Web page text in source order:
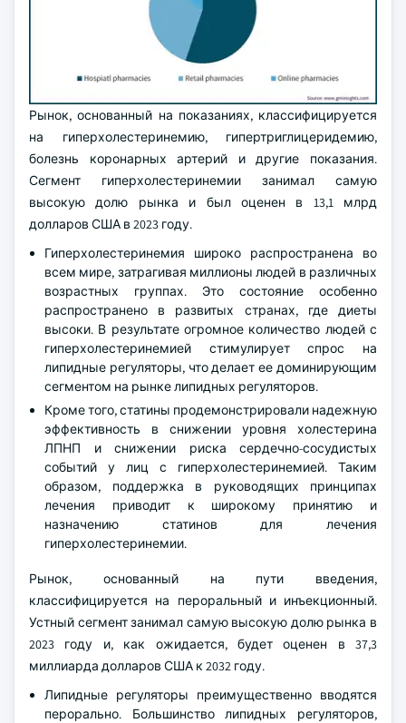
Рынок, основанный на показаниях, классифицируется
на гиперхолестеринемию, гипертриглицеридемию,
болезнь коронарных артерий и другие показания.
Сегмент гиперхолестеринемии занимал самую
высокую долю рынка и был оценен в 13,1 млрд
долларов США в 2023 году.
Гиперхолестеринемия широко распространена во
всем мире, затрагивая миллионы людей в различных
возрастных группах. Это состояние особенно
распространено в развитых странах, где диеты
высоки. В результате огромное количество людей с
гиперхолестеринемией стимулирует спрос на
липидные регуляторы, что делает ее доминирующим
сегментом на рынке липидных регуляторов.
Кроме того, статины продемонстрировали надежную
эффективность в снижении уровня холестерина
ЛПНП и снижении риска сердечно-сосудистых
событий у лиц с гиперхолестеринемией. Таким
образом, поддержка в руководящих принципах
лечения приводит к широкому принятию и
назначению статинов для лечения
гиперхолестеринемии.
Рынок, основанный на пути введения,
классифицируется на пероральный и инъекционный.
Устный сегмент занимал самую высокую долю рынка в
2023 году и, как ожидается, будет оценен в 37,3
миллиарда долларов США к 2032 году.
Липидные регуляторы преимущественно вводятся
перорально. Большинство липидных регуляторов,